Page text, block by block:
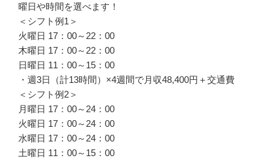
曜日や時間を選べます！
＜シフト例1＞
火曜日 17：00～22：00
木曜日 17：00～22：00
日曜日 11：00～15：00
・週3日（計13時間）×4週間で月収48,400円＋交通費
＜シフト例2＞
月曜日 17：00～24：00
火曜日 17：00～24：00
水曜日 17：00～24：00
土曜日 11：00～15：00